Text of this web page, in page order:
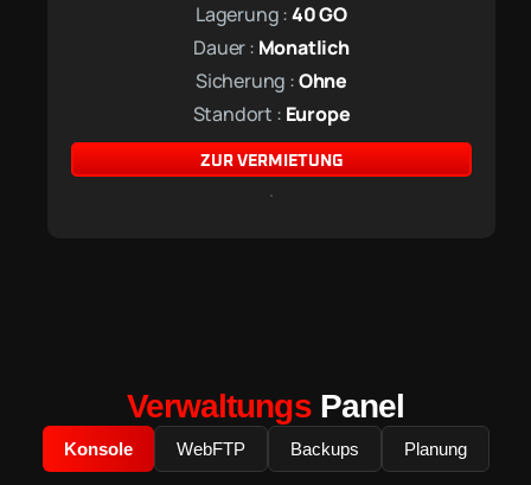
Lagerung :40GO
Dauer : Monatlich
Sicherung :Ohne
Standort : Europe
ZUR VERMIETUNG
VerwaltungsPanel
Konsole WebFTP Backups Planung